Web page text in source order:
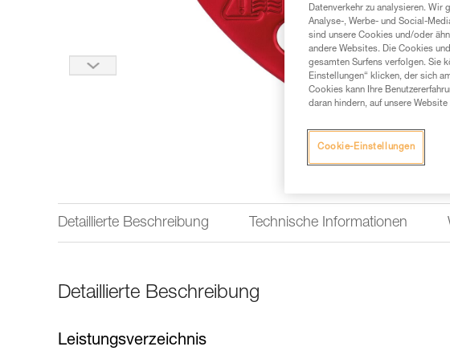
Detaillierte Beschreibung Technische Informationen
Detaillierte Beschreibung
Leistungsverzeichnis
Datenverkehr zu analysieren. Wir
Analyse-, Werbe- und Social-
sind unsere Cookies und/oder
andere Websites. Die Cookies
gesamten Surfens verfolgen. Sie
Einstellungen“ klicken, der sich
Cookies kann Ihre
daran hindern, auf unsere Website
Cookie-Einstellungen